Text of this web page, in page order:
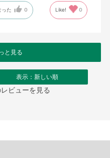
った 0 Like! 0
と見る
表示：新しい順
ビューを見る